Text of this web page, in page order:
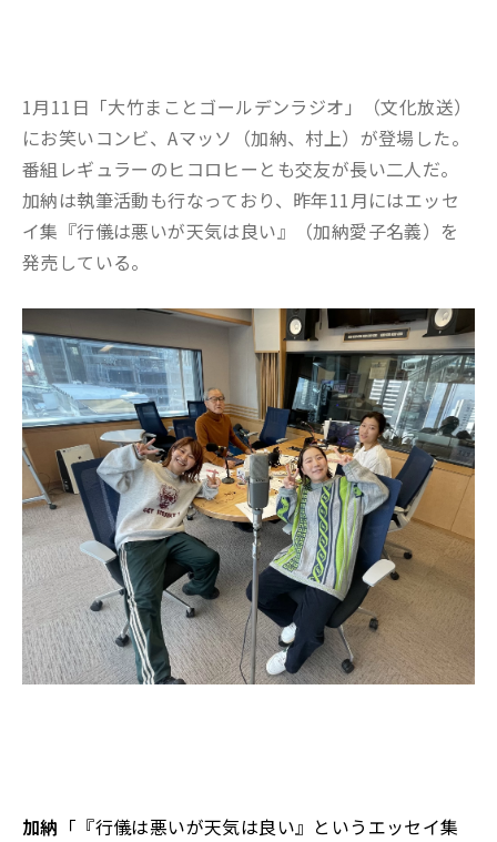
1月11日「大竹まことゴールデンラジオ」（文化放送）
にお笑いコンビ、Aマッソ（加納、村上）が登場した。
番組レギュラーのヒコロヒーとも交友が長い二人だ。
加納は執筆活動も行なっており、昨年11月にはエッセ
イ集『行儀は悪いが天気は良い』（加納愛子名義）を
発売している。
加納 「『行儀は悪いが天気は良い』というエッセイ集